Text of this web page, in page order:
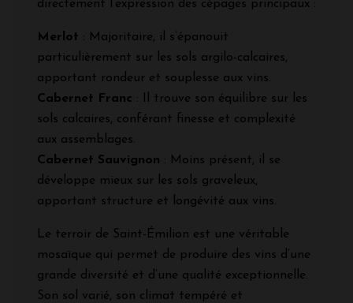
directement l’expression des cépages principaux :
Merlot : Majoritaire, il s’épanouit
particulièrement sur les sols argilo-calcaires,
apportant rondeur et souplesse aux vins.
Cabernet Franc : Il trouve son équilibre sur les
sols calcaires, conférant finesse et complexité
aux assemblages.
Cabernet Sauvignon : Moins présent, il se
développe mieux sur les sols graveleux,
apportant structure et longévité aux vins.
Le terroir de Saint-Émilion est une véritable
mosaïque qui permet de produire des vins d’une
grande diversité et d’une qualité exceptionnelle.
Son sol varié, son climat tempéré et